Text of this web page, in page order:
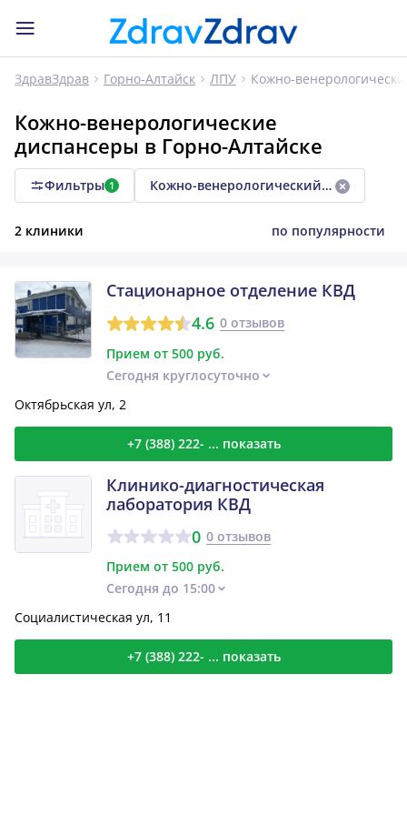
ЗдравЗдрав Горно-Алтайск ЛПУ Кожно-
Кожно-венерологические
диспансеры в Горно-Алтайске
Фильтры 1 Кожно-венерологический диспансер
2 клиники по популярности
Стационарное отделение КВД
4.6 0 отзывов
Прием от 500 руб.
Сегодня круглосуточно
Октябрьская ул, 2
+7 (388) 222- ... показать
Клинико-диагностическая
лаборатория КВД
0 0 отзывов
Прием от 500 руб.
Сегодня до 15:00
Социалистическая ул, 11
+7 (388) 222- ... показать